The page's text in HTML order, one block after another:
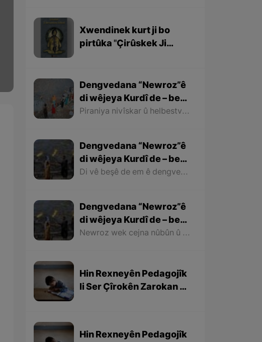
Xwendinek kurt ji bo
pirtûka ''Çirûskek Ji
Dengvedana “Newroz”ê
di wêjeya Kurdî de – beşa
dawî
Piraniya nivîskar û helbestvanên Kurd di helbest û deqên xwe de behsa Newrozê kirine ku ji ber nebûna derfetê em ê tenê îşareyê bi çend mînak ji helbestên wan bikin. Di dawiyê de ez dixwazim bibêjim ku helbestvanên wek “Muxlîs, Ewnî, Hejar, Zarî, Elî Heseniyanî, Jîla Huseynî, Mihemed Salih Dîlan, Esîrî, Nasir Axabira, Celal Melekşa, Şêrko Bêkes û Ebdulah Paşêw” û hwd, di çend helbestên xwe de behsa Newrozê kirine û bal kişandine ser Kurdistanîbûna Newrozê.
Dengvedana “Newroz”ê
di wêjeya Kurdî de – beşa
2yem
Di vê beşê de em ê dengvedana zêdetir a Newrozê di helbest û deqên Kurdî de rabixine ber çavan. Herwisa pêwîst e em îşare bi wê yekê jî bikin ku tevî wê ku em di vê gotarê de dengvedana “Newroz”ê di edebiyata Kurdî de dibînin, em ê hin nivîskar û helbestvanên xwe binêrin ku mixabin navê hin ji wan hatiye jibîrkirin.
Dengvedana “Newroz”ê
di wêjeya Kurdî de – beşa
1em
Newroz wek cejna nûbûn û azadiyê di wêjeya Kurdî de û li cem helbestvan û nivîskarên Kurd, hertim girîngiya xwe hebûye. Helbestvan û nivîskarên Kurd di helbest û nivîsên xwe de Newroz wek bedewiyek, dergeheke azadiyê û sembola rizgariya netewî bi kar anîne. Ev mijare jî vedigere bo girêdana înkarkirî ya Kurd û Kurdistanê bi Newrozê re.
Hin Rexneyên Pedagojîk
li Ser Çîrokên Zarokan –
Hin Rexneyên Pedagojîk